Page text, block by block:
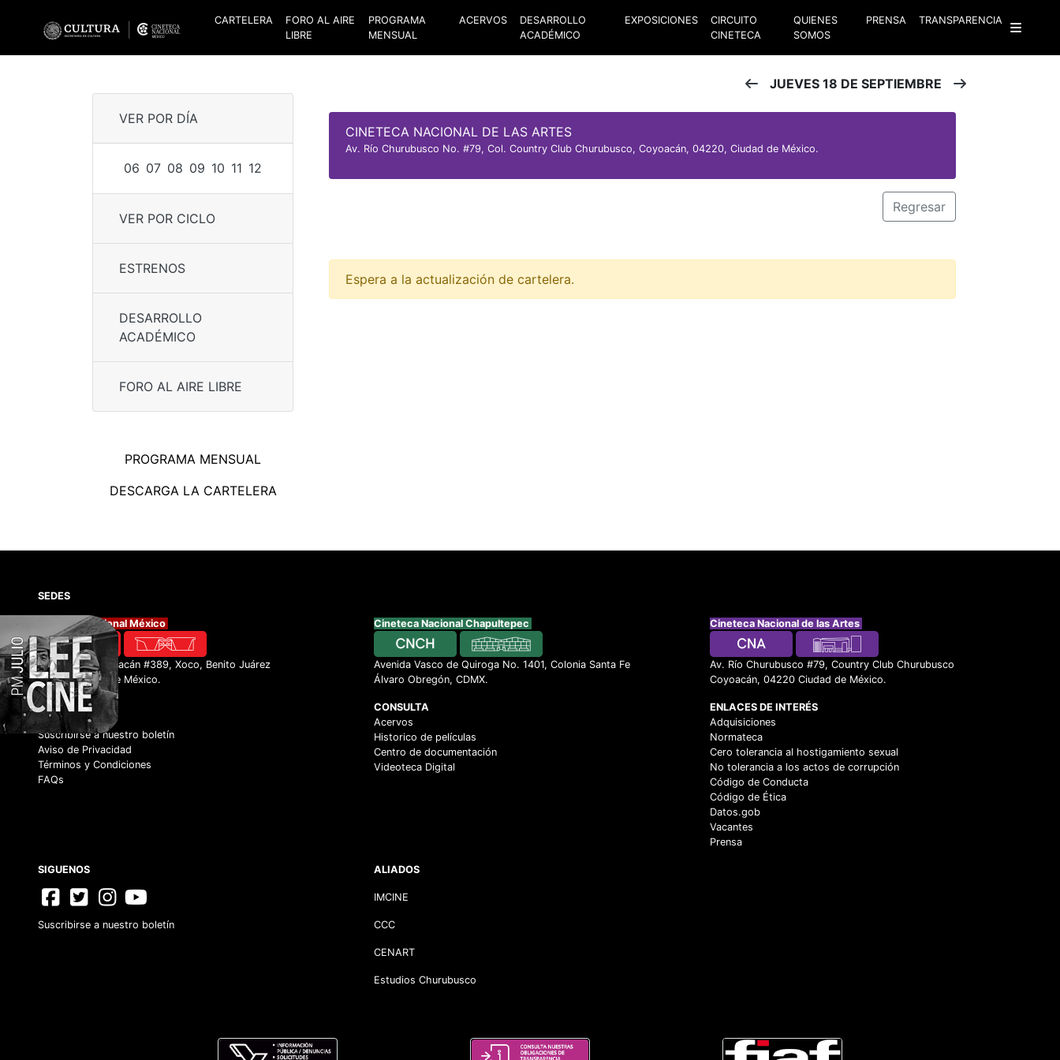
CARTELERA
FORO AL AIRE
LIBRE
PROGRAMA
MENSUAL
ACERVOS
DESARROLLO
ACADÉMICO
EXPOSICIONES
CIRCUITO
CINETECA
QUIENES
SOMOS
PRENSA TRANSPARENCIA
JUEVES 18 DE SEPTIEMBRE
VER POR DÍA
06 07 08 09 10 11 12
VER POR CICLO
ESTRENOS
DESARROLLO
ACADÉMICO
FORO AL AIRE LIBRE
PROGRAMA MENSUAL
DESCARGA LA CARTELERA
CINETECA NACIONAL DE LAS ARTES
Av. Río Churubusco No. #79, Col. Country Club Churubusco, Coyoacán, 04220, Ciudad de México.
Regresar
Espera a la actualización de cartelera.
SEDES
Cineteca Nacional México
Av. México Coyoacán #389, Xoco, Benito Juárez
03330 Ciudad de México.
Cineteca Nacional Chapultepec
Avenida Vasco de Quiroga No. 1401, Colonia Santa Fe
Álvaro Obregón, CDMX.
Cineteca Nacional de las Artes
Av. Río Churubusco #79, Country Club Churubusco
Coyoacán, 04220 Ciudad de México.
CONTACTO
Suscribirse a nuestro boletín
Aviso de Privacidad
Términos y Condiciones
FAQs
CONSULTA
Acervos
Historico de películas
Centro de documentación
Videoteca Digital
ENLACES DE INTERÉS
Adquisiciones
Normateca
Cero tolerancia al hostigamiento sexual
No tolerancia a los actos de corrupción
Código de Conducta
Código de Ética
Datos.gob
Vacantes
Prensa
SIGUENOS
Suscribirse a nuestro boletín
ALIADOS
IMCINE
CCC
CENART
Estudios Churubusco